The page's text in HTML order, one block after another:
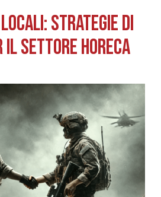
Strategie di
il settore horeca